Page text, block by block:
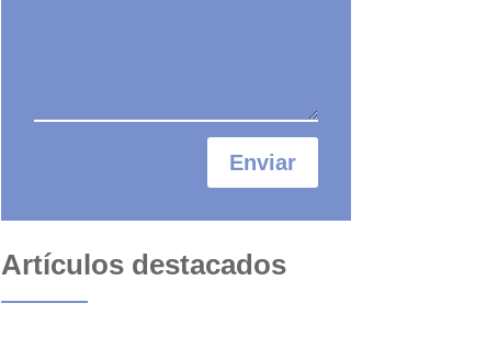
Enviar
Artículos destacados